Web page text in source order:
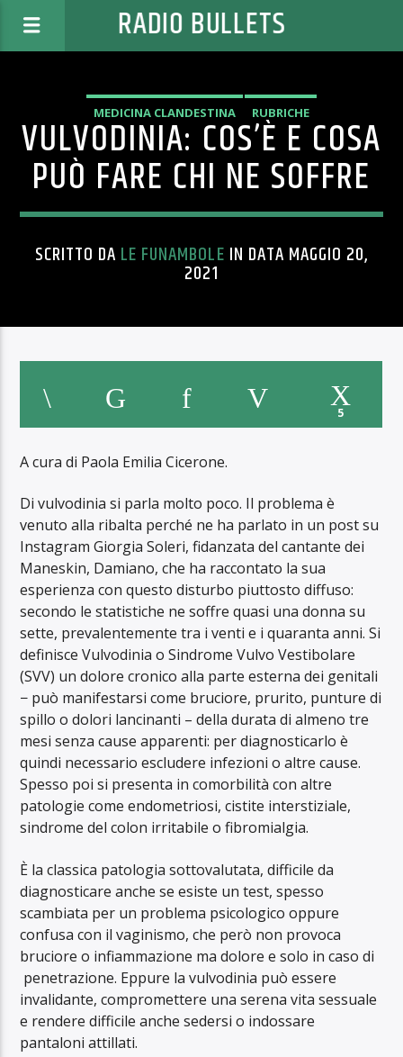
RADIO BULLETS
MEDICINA CLANDESTINA RUBRICHE
VULVODINIA: COS’È E COSA
PUÒ FARE CHI NE SOFFRE
SCRITTO DA LE FUNAMBOLE IN DATA MAGGIO 20,
2021
5
A cura di Paola Emilia Cicerone.
Di vulvodinia si parla molto poco. Il problema è
venuto alla ribalta perché ne ha parlato in un post su
Instagram Giorgia Soleri, fidanzata del cantante dei
Maneskin, Damiano, che ha raccontato la sua
esperienza con questo disturbo piuttosto diffuso:
secondo le statistiche ne soffre quasi una donna su
sette, prevalentemente tra i venti e i quaranta anni. Si
definisce Vulvodinia o Sindrome Vulvo Vestibolare
(SVV) un dolore cronico alla parte esterna dei genitali
− può manifestarsi come bruciore, prurito, punture di
spillo o dolori lancinanti – della durata di almeno tre
mesi senza cause apparenti: per diagnosticarlo è
quindi necessario escludere infezioni o altre cause.
Spesso poi si presenta in comorbilità con altre
patologie come endometriosi, cistite interstiziale,
sindrome del colon irritabile o fibromialgia.
È la classica patologia sottovalutata, difficile da
diagnosticare anche se esiste un test, spesso
scambiata per un problema psicologico oppure
confusa con il vaginismo, che però non provoca
bruciore o infiammazione ma dolore e solo in caso di
penetrazione. Eppure la vulvodinia può essere
invalidante, compromettere una serena vita sessuale
e rendere difficile anche sedersi o indossare
pantaloni attillati.